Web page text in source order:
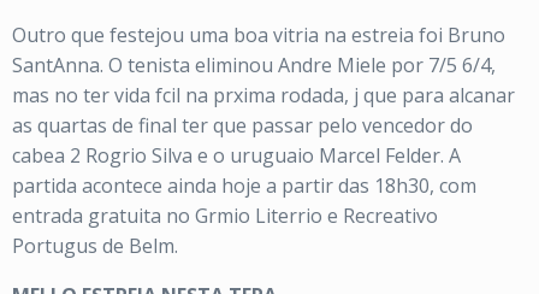
Outro que festejou uma boa vitria na estreia foi Bruno
SantAnna. O tenista eliminou Andre Miele por 7/5 6/4,
mas no ter vida fcil na prxima rodada, j que para alcanar
as quartas de final ter que passar pelo vencedor do
cabea 2 Rogrio Silva e o uruguaio Marcel Felder. A
partida acontece ainda hoje a partir das 18h30, com
entrada gratuita no Grmio Literrio e Recreativo
Portugus de Belm.